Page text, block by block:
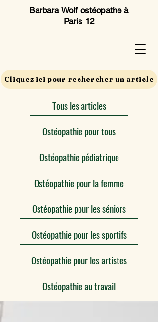
Barbara Wolf ostéopathe à
Paris 12
Cliquez ici pour rechercher un article
Tous les articles
Ostéopathie pour tous
Ostéopathie pédiatrique
Ostéopathie pour la femme
Ostéopathie pour les séniors
Ostéopathie pour les sportifs
Ostéopathie pour les artistes
Ostéopathie au travail